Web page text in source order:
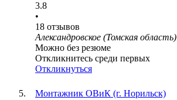
3.8
•
18 отзывов
Александровское (Томская область)
Можно без резюме
Откликнитесь среди первых
Откликнуться
Монтажник ОВиК (г. Норильск)